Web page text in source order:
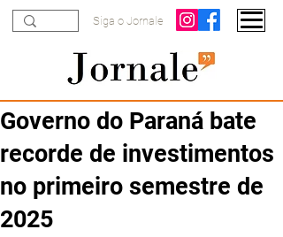
Siga o Jornale
Governo do Paraná bate
recorde de investimentos
no primeiro semestre de
2025